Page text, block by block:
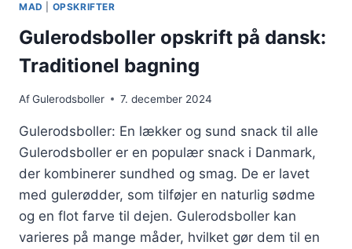
MAD OPSKRIFTER
Gulerodsboller opskrift på dansk:
Traditionel bagning
AfGulerodsboller 7. december 2024
Gulerodsboller: En lækker og sund snack til alle
Gulerodsboller er en populær snack i Danmark,
der kombinerer sundhed og smag. De er lavet
med gulerødder, som tilføjer en naturlig sødme
og en flot farve til dejen. Gulerodsboller kan
varieres på mange måder, hvilket gør dem til en